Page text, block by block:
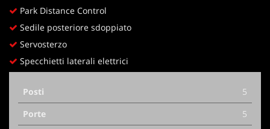
Park Distance Control
Sedile posteriore sdoppiato
Servosterzo
Specchietti laterali elettrici
Posti
5
Porte
5